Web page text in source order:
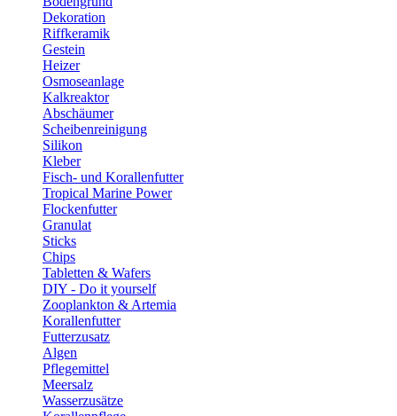
Dekoration
Riffkeramik
Gestein
Heizer
Osmoseanlage
Kalkreaktor
Abschäumer
Scheibenreinigung
Silikon
Kleber
Fisch- und Korallenfutter
Tropical Marine Power
Flockenfutter
Granulat
Sticks
Chips
Tabletten & Wafers
DIY - Do it yourself
Zooplankton & Artemia
Korallenfutter
Futterzusatz
Algen
Pflegemittel
Meersalz
Wasserzusätze